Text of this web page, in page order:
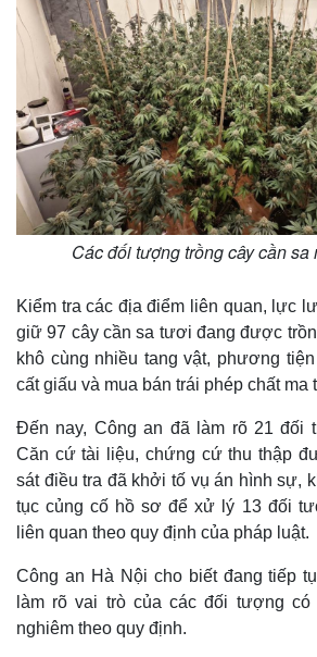
Quan sát
Cuộc sống đó đây
Hồ sơ
Video
Ảnh
E-
Các đối tượng trồng cây cần sa
Kiểm tra các địa điểm liên quan, lực
giữ 97 cây cần sa tươi đang được
khô cùng nhiều tang vật, phương
cất giấu và mua bán trái phép chất ma
Đến nay, Công an đã làm rõ 21 đối
Căn cứ tài liệu, chứng cứ thu thập
sát điều tra đã khởi tố vụ án hình sự,
tục củng cố hồ sơ để xử lý 13 đối
liên quan theo quy định của pháp luật.
Công an Hà Nội cho biết đang tiếp
làm rõ vai trò của các đối tượng
nghiêm theo quy định.